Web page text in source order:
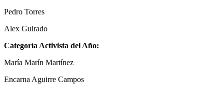
Pedro Torres
Alex Guirado
Categoría Activista del Año:
María Marín Martínez
Encarna Aguirre Campos